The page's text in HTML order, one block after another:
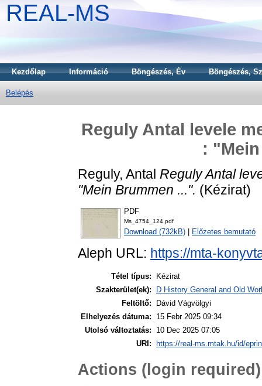
REAL-MS
Kezdőlap Információ Böngészés, Év Böngészés,
Belépés
Reguly Antal levele
:
Reguly, Antal Reguly Antal
"Mein Brummen ...". (Kézirat)
PDF
Ms_4754_124.pdf
Download (732kB) Előzetes bemutató
Aleph URL: https://mta-
Tétel típus:
Kézirat
Szakterület(ek):
D History General and Old
Feltöltő:
Dávid Vágvölgyi
Elhelyezés dátuma:
15 Febr 2025 09:34
Utolsó változtatás:
10 Dec 2025 07:05
URI:
https://real-ms.mtak.hu/id/
Actions (login required)